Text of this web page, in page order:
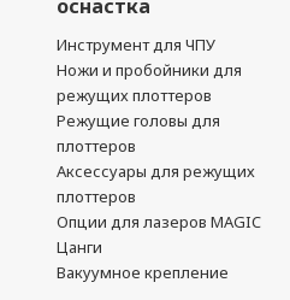
оснастка
Инструмент для ЧПУ
Ножи и пробойники для
режущих плоттеров
Режущие головы для
плоттеров
Аксессуары для режущих
плоттеров
Опции для лазеров MAGIC
Цанги
Вакуумное крепление